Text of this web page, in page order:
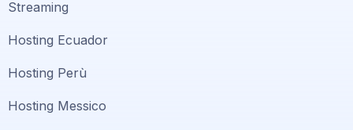
Streaming
Hosting Ecuador
Hosting Perù
Hosting Messico